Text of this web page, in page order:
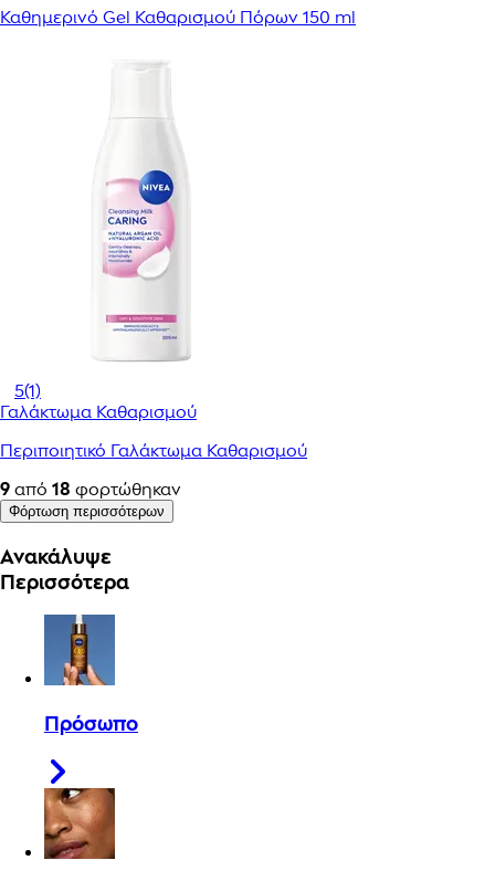
Καθημερινό Gel Καθαρισμού Πόρων 150 ml
5(1)
Γαλάκτωμα Καθαρισμού
Περιποιητικό Γαλάκτωμα Καθαρισμού
9 από 18 φορτώθηκαν
Φόρτωση περισσότερων
Ανακάλυψε
Περισσότερα
Πρόσωπο